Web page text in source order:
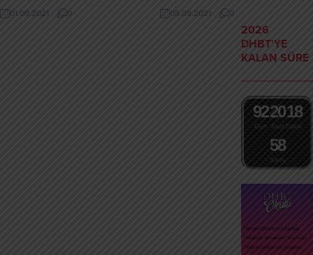
İnzal: Levh-i Mahfuz – Beytü’l-İzze
– kitap olarak ❖ Tenzil: Parça parça
01.09.2021 0
“tahrîm”, haram kılman fiile veya
nesneye de “haram” adı verilir.
Muharram, hazr, mahzûr, memnû,
menhiyyun anh terimleri de, haram
terimi yerine kullanılabilir. Özündeki
ve açık/bağlayıcı bir ifadeyle
05.09.2021 0
2026
DHBT'YE
KALAN SÜRE
Gün
92
Saat
20
Dakika
18
Saniye
57